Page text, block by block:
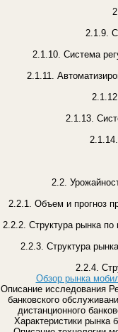
2.1.9.
2.1.10. Система
2.1.11.
2.1.13.
2.2.
2.2.1. Объем и прогноз
2.2.2. Структура рынка
2.2.3. Структура
2.2.4.
Обзор рынка
Описание исследования
банковского
дистанционного
Характеристики рынка